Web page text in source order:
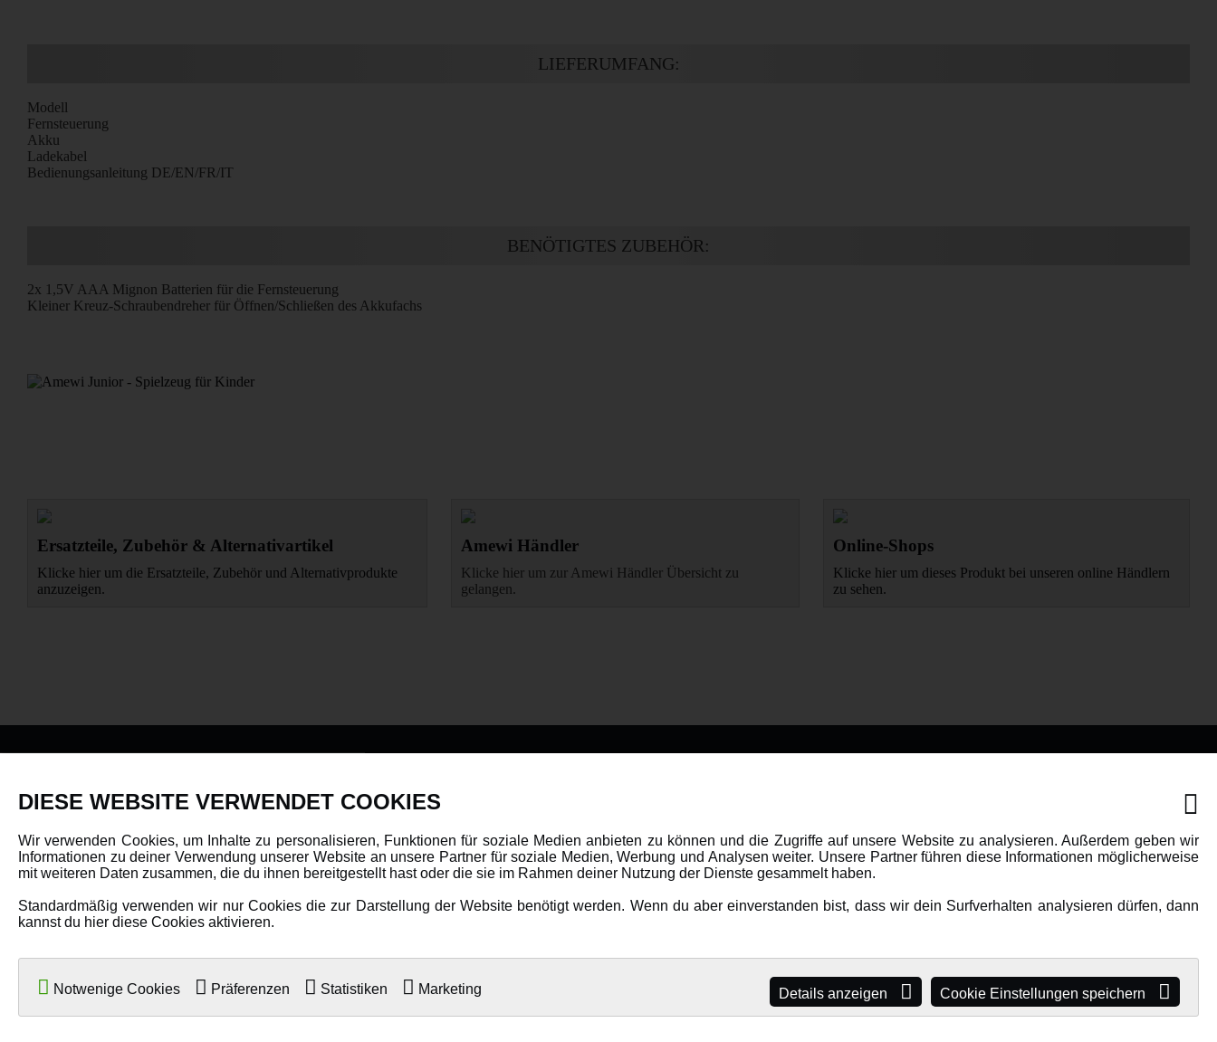
LIEFERUMFANG:
Modell
Fernsteuerung
Akku
Ladekabel
Bedienungsanleitung DE/EN/FR/IT
BENÖTIGTES ZUBEHÖR:
2x 1,5V AAA Mignon Batterien für die Fernsteuerung
Kleiner Kreuz-Schraubendreher für Öffnen/Schließen des Akkufachs
Ersatzteile, Zubehör & Alternativartikel
Klicke hier um die Ersatzteile, Zubehör und Alternativprodukte
anzuzeigen.
Amewi Händler
Klicke hier um zur Amewi Händler Übersicht zu
gelangen.
Online-Shops
Klicke hier um dieses Produkt bei unseren online Händlern
zu sehen.
Helikopter Collective Pitch, Fixed Pitch
Multikopter in verschiedenen Ausführungen
Flugzeuge für alle Anforderungen
Spielzeug für Kinder
Cookie Einstellungen
LANGUAGE
Über uns
Karriere
Amewi Kataloge
Zubehör
Nutzfahrzeuge
Werden Sie Amewi Händler
Amewi B2B-Shop
DIESE WEBSITE VERWENDET COOKIES
Wir verwenden Cookies, um Inhalte zu personalisieren, Funktionen für soziale Medien anbieten zu können und die Zugriffe auf unsere Website zu analysieren. Außerdem geben wir
Informationen zu deiner Verwendung unserer Website an unsere Partner für soziale Medien, Werbung und Analysen weiter. Unsere Partner führen diese Informationen möglicherweise
mit weiteren Daten zusammen, die du ihnen bereitgestellt hast oder die sie im Rahmen deiner Nutzung der Dienste gesammelt haben.
Standardmäßig verwenden wir nur Cookies die zur Darstellung der Website benötigt werden. Wenn du aber einverstanden bist, dass wir dein Surfverhalten analysieren dürfen, dann
kannst du hier diese Cookies aktivieren.
Notwenige Cookies Präferenzen Statistiken Marketing Cookie Einstellungen speichern
Details anzeigen